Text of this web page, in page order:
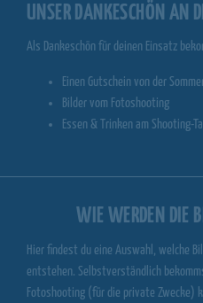
UNSER DANKESCHÖN AN
Als Dankeschön für deinen Einsatz
Einen Gutschein von der
Bilder vom Fotoshooting
Essen & Trinken am Shooting-
WIE WERDEN DIE
Hier findest du eine Auswahl, welche
entstehen. Selbstverständlich
Fotoshooting (für die private Zwecke)